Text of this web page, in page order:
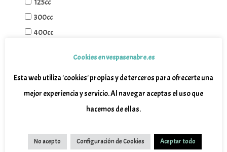
125cc
300cc
400cc
Marca
Vespa
Cookies en vespasenabre.es
Esta web utiliza 'cookies' propias y de terceros para ofrecerte una
mejor experiencia y servicio. Al navegar aceptas el uso que
hacemos de ellas.
No acepto Configuración de Cookies Aceptar todo